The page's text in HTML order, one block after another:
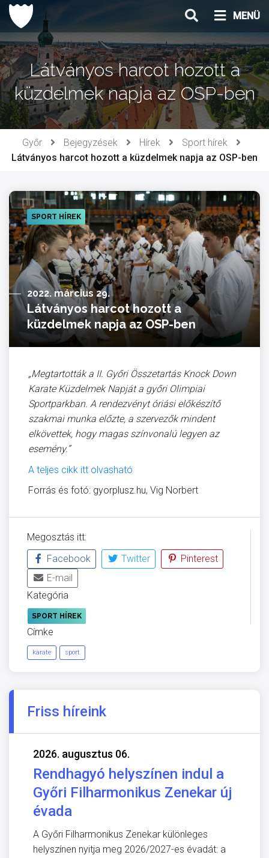
Ugrás
tartalomhoz
MENÜ
Látványos harcot hozott a
küzdelmek napja az OSP-ben
Győr Bejegyzések Hírek
Sport hírek
Látványos harcot hozott a küzdelmek napja az OSP-ben
SPORT HÍREK
2022. március 29.
Látványos harcot hozott a
küzdelmek napja az OSP-ben
„Megtartották a II. Győri Összetartás Knock Down
Karate Küzdelmek Napját a győri Olimpiai
Sportparkban. A rendezvényt óriási előkészítő
szakmai munka előzte, a szervezők mindent
elkövettek, hogy magas színvonalú legyen az
esemény.”
A teljes cikk itt olvasható
Forrás és fotó: gyorplusz.hu, Vig Norbert
Megosztás itt:
Facebook
Twitter
Pinterest
E-mail
Kategória
SPORT HÍREK
Címke
karate sport
Friss híreink
2026. augusztus 06.
Rendhagyó helyszínen indul a
Győri Filharmonikus Zenekar új
évada
A Győri Filharmonikus Zenekar különleges
helyszínen nyitja meg 2026/2027-es évadát: a